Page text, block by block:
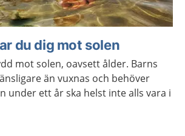
du dig mot solen
mot solen, oavsett ålder. Barns
än vuxnas och behöver
under ett år ska helst inte alls vara i